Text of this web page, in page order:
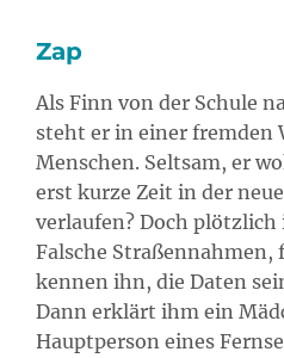
Zap
Als Finn von der Schule
steht er in einer fremden
Menschen. Seltsam, er
erst kurze Zeit in der
verlaufen? Doch plötzlich
Falsche Straßennahmen,
kennen ihn, die Daten
Dann erklärt ihm ein
Hauptperson eines